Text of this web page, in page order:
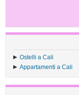
Ostelli a Cali
Appartamenti a Cali